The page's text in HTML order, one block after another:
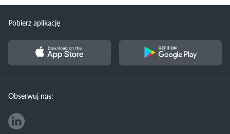
Pobierz aplikację
Obserwuj nas: